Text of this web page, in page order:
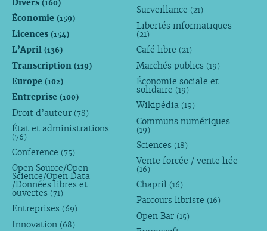
Divers (160)
Économie (159)
Licences (154)
L’April (136)
Transcription (119)
Europe (102)
Entreprise (100)
Droit d’auteur (78)
État et administrations
(76)
Conference (75)
Open Source/Open
Science/Open Data
/Données libres et
ouvertes (71)
Entreprises (69)
Innovation (68)
Surveillance (21)
Libertés informatiques
(21)
Café libre (21)
Marchés publics (19)
Économie sociale et
solidaire (19)
Wikipédia (19)
Communs numériques
(19)
Sciences (18)
Vente forcée / vente liée
(16)
Chapril (16)
Parcours libriste (16)
Open Bar (15)